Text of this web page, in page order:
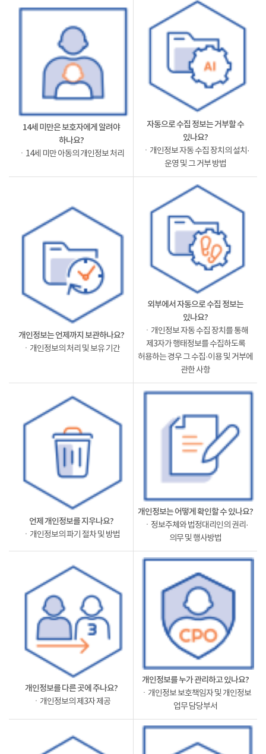
14세 미만은 보호자에게 알려야
하나요?
ㆍ14세 미만 아동의 개인정보 처리
자동으로 수집 정보는 거부할 수
있나요?
ㆍ개인정보 자동 수집 장치의 설치·
운영 및 그 거부 방법
개인정보는 언제까지 보관하나요?
ㆍ개인정보의 처리 및 보유 기간
외부에서 자동으로 수집 정보는
있나요?
ㆍ개인정보 자동 수집 장치를 통해
제3자가 행태정보를 수집하도록
허용하는 경우 그 수집·이용 및 거부에
관한 사항
언제 개인정보를 지우나요?
ㆍ개인정보의 파기 절차 및 방법
개인정보는 어떻게 확인할 수 있나요?
ㆍ정보주체와 법정대리인의 권리·
의무 및 행사방법
개인정보를 다른 곳에 주나요?
ㆍ개인정보의 제3자 제공
개인정보를 누가 관리하고 있나요?
ㆍ개인정보 보호책임자 및 개인정보
업무 담당부서